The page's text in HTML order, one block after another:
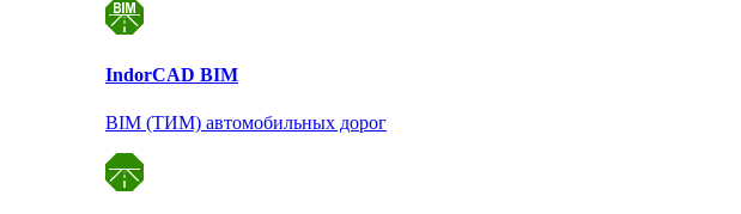
IndorCAD BIM
BIM (ТИМ) автомобильных дорог